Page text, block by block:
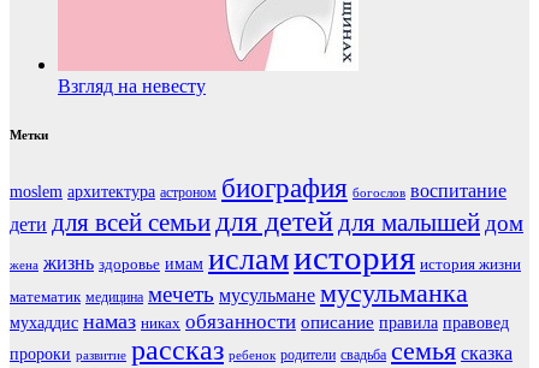
Взгляд на невесту
Метки
moslem архитектура астроном биография богослов воспитание
дети для всей семьи для детей для малышей дом
жена жизнь здоровье имам исламистория история жизни
математик медицина мечеть мусульмане мусульманка
мухаддис намаз никах обязанности описание правила правовед
пророки развитие рассказ ребенок родители свадьба семья сказка